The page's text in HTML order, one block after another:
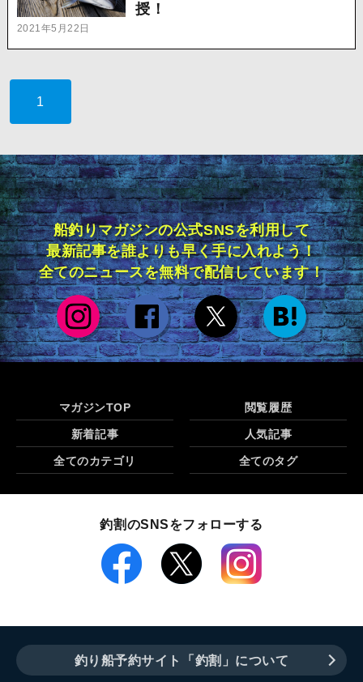
2021年5月22日
授！
1
船釣りマガジンの公式SNSを利用して
最新記事を誰よりも早く手に入れよう！
全てのニュースを無料で配信しています！
マガジンTOP 閲覧履歴
新着記事 人気記事
全てのカテゴリ 全てのタグ
釣割のSNSをフォローする
釣り船予約サイト「釣割」について